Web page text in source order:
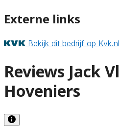
Externe links
Bekijk dit bedrijf op Kvk.nl
Reviews Jack
Hoveniers